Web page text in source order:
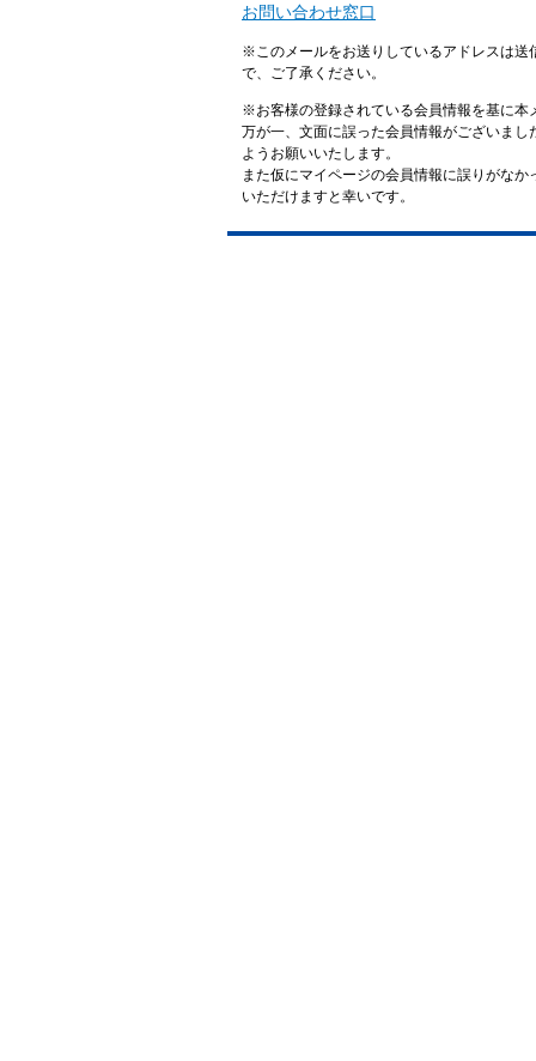
お問い合わせ窓口
※このメールをお送りしているアドレスは送
で、ご了承ください。
※お客様の登録されている会員情報を基に本
万が一、文面に誤った会員情報がございま
ようお願いいたします。
また仮にマイページの会員情報に誤りがな
いただけますと幸いです。